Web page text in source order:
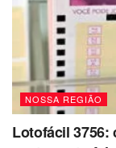
NOSSA REGIÃO
Lotofácil